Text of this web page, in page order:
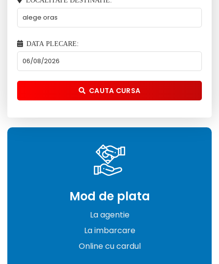
DATA PLECARE:
CAUTA CURSA
Mod de plata
La agentie
La imbarcare
Online cu cardul